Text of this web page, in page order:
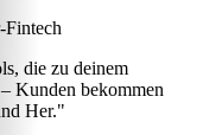
Fintech
die zu deinem
– Kunden bekommen
Her."